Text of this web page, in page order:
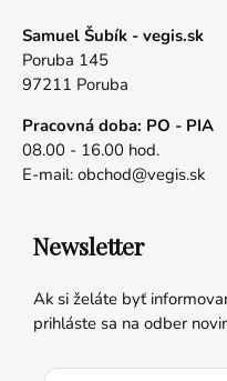
Samuel Šubík - vegis.sk
Poruba 145
97211 Poruba
Pracovná doba: PO - PIA
08.00 - 16.00 hod.
E-mail: obchod@vegis.sk
Newsletter
Ak si želáte byť
prihláste sa na odber